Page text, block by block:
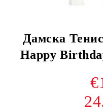
Дамска
Нappy